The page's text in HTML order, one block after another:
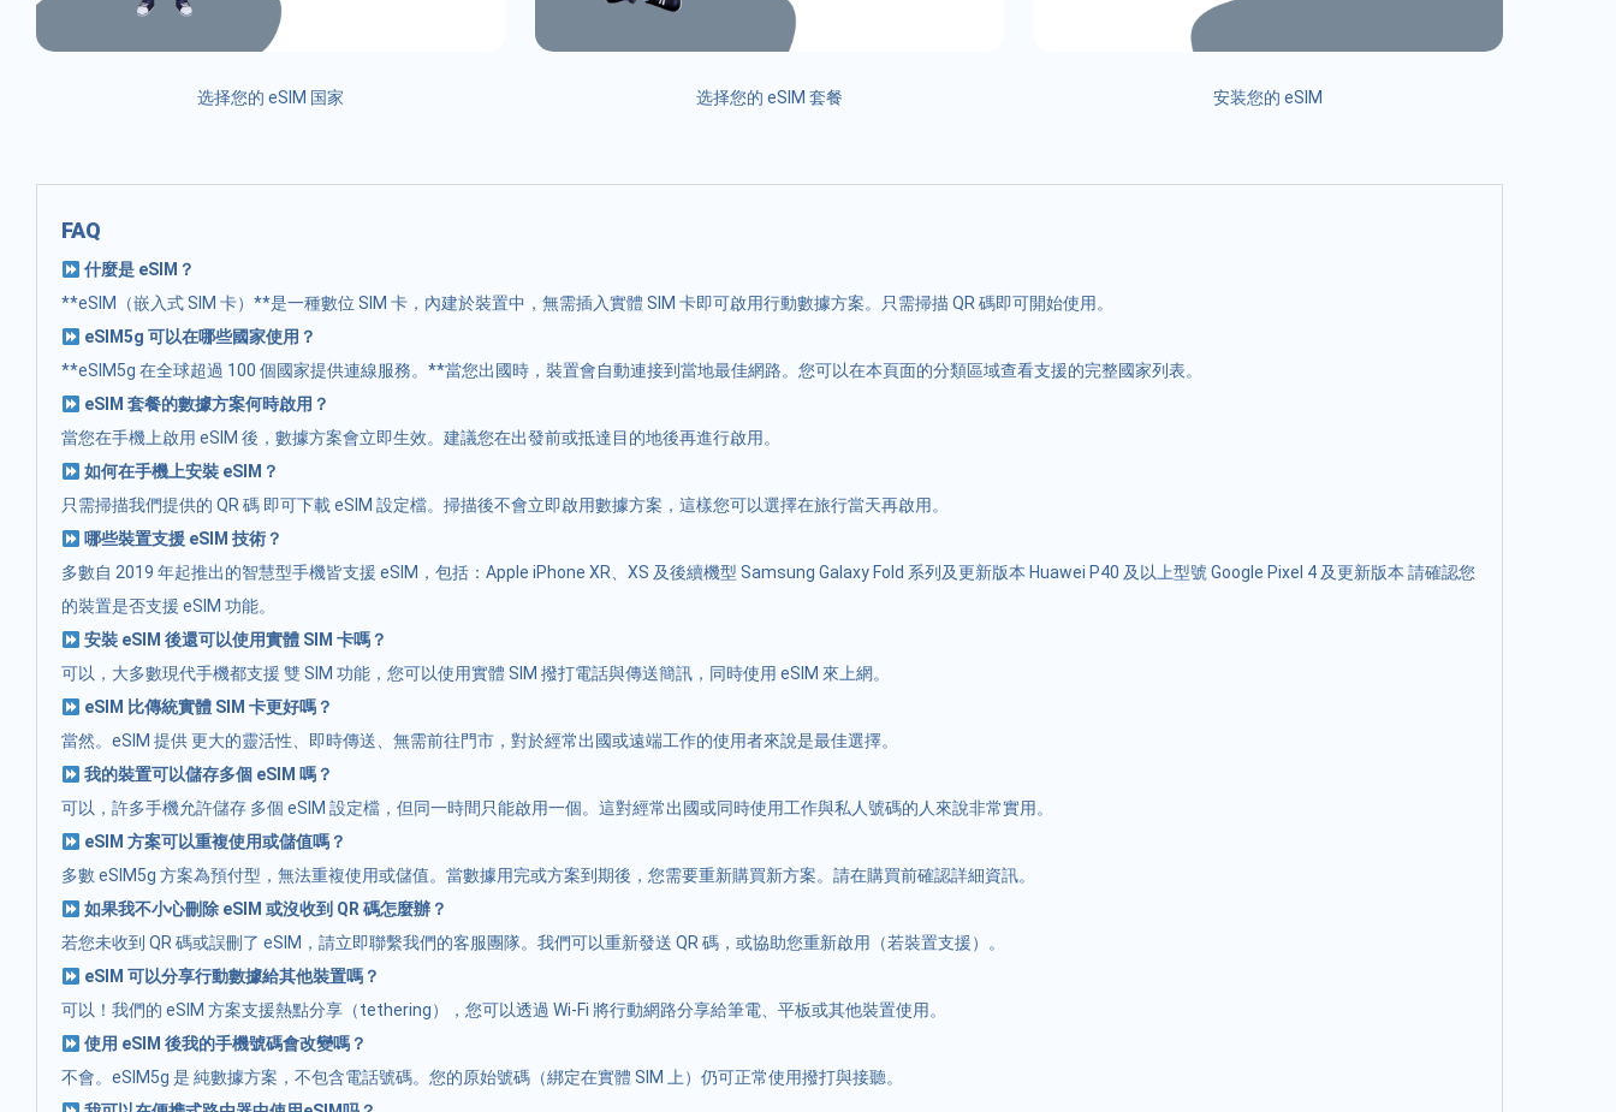
选择您的 eSIM 国家 选择您的 eSIM 套餐 安装您的 eSIM
FAQ
什麼是 eSIM？
**eSIM（嵌入式 SIM 卡）**是一種數位 SIM 卡，內建於裝置中，無需插入實體 SIM 卡即可啟用行動數據方案。只需掃描 QR 碼即可開始使用。
eSIM5g 可以在哪些國家使用？
**eSIM5g 在全球超過 100 個國家提供連線服務。**當您出國時，裝置會自動連接到當地最佳網路。您可以在本頁面的分類區域查看支援的完整國家列表。
eSIM 套餐的數據方案何時啟用？
當您在手機上啟用 eSIM 後，數據方案會立即生效。建議您在出發前或抵達目的地後再進行啟用。
如何在手機上安裝 eSIM？
只需掃描我們提供的 QR 碼 即可下載 eSIM 設定檔。掃描後不會立即啟用數據方案，這樣您可以選擇在旅行當天再啟用。
哪些裝置支援 eSIM 技術？
多數自 2019 年起推出的智慧型手機皆支援 eSIM，包括：Apple iPhone XR、XS 及後續機型 Samsung Galaxy Fold 系列及更新版本 Huawei P40 及以上型號 Google Pixel 4 及更新版本 請確認您
的裝置是否支援 eSIM 功能。
安裝 eSIM 後還可以使用實體 SIM 卡嗎？
可以，大多數現代手機都支援 雙 SIM 功能，您可以使用實體 SIM 撥打電話與傳送簡訊，同時使用 eSIM 來上網。
eSIM 比傳統實體 SIM 卡更好嗎？
當然。eSIM 提供 更大的靈活性、即時傳送、無需前往門市，對於經常出國或遠端工作的使用者來說是最佳選擇。
我的裝置可以儲存多個 eSIM 嗎？
可以，許多手機允許儲存 多個 eSIM 設定檔，但同一時間只能啟用一個。這對經常出國或同時使用工作與私人號碼的人來說非常實用。
eSIM 方案可以重複使用或儲值嗎？
多數 eSIM5g 方案為預付型，無法重複使用或儲值。當數據用完或方案到期後，您需要重新購買新方案。請在購買前確認詳細資訊。
如果我不小心刪除 eSIM 或沒收到 QR 碼怎麼辦？
若您未收到 QR 碼或誤刪了 eSIM，請立即聯繫我們的客服團隊。我們可以重新發送 QR 碼，或協助您重新啟用（若裝置支援）。
eSIM 可以分享行動數據給其他裝置嗎？
可以！我們的 eSIM 方案支援熱點分享（tethering），您可以透過 Wi-Fi 將行動網路分享給筆電、平板或其他裝置使用。
使用 eSIM 後我的手機號碼會改變嗎？
不會。eSIM5g 是 純數據方案，不包含電話號碼。您的原始號碼（綁定在實體 SIM 上）仍可正常使用撥打與接聽。